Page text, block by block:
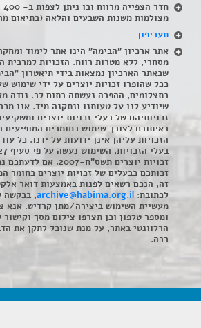
מצולמות משנות השבעים והלאה (בתיאום
תעריפון
אתר ארכיון "הבימה" הינו אתר לימוד
מסחרי, ללא מטרות רווח. הזכויות למרבית
שבאתר הארכיון נמצאות בידי תיאטרון
ככל שהופרו זכויות יוצרים על ידי שימוש
בתצלומים, ההפרה נעשתה בתום לב. נודה
שיודיע לנו על טעותנו ונתקנה מיד. אנו
זכויותיהם של בעלי זכויות יוצרים
באיתורם לצורך שימוש בחומרים
הזכויות עליהן אינן ידועות על ידנו. כל
זכויות יוצרים תשס"ח-2007. אם
זכותכם כבעלים של זכויות יוצרים בחומר
זה, הנכם רשאים לפנות באמצעות דואר
לכתובת: archive@habima.org.il, בבקשה
מעשיית השימוש ביצירה/מתן קרדיט. אנא
ומספר טלפון וכן תצרפו צילום מסך וקישור
הרלוונטי באתר, על מנת שנוכל לתקן את
רבה.